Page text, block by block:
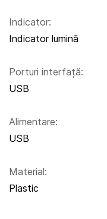
Indicator:
Indicator lumină
Porturi interfață:
USB
Alimentare:
USB
Material:
Plastic